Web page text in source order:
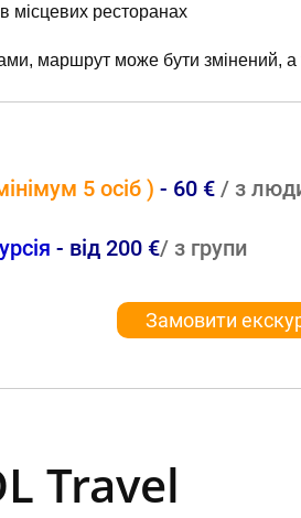
місцевих ресторанах
маршрут може бути змінений, а
5 осіб ) - 60 € / з
- вiд 200 €/ з групи
Замовити
Travel